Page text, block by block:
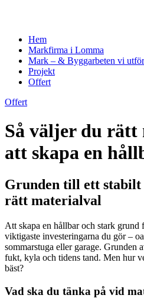
Hem
Markfirma i Lomma
Mark – & Byggarbeten vi utför
Projekt
Offert
Offert
Så väljer du
att skapa en
Grunden till ett stabilt
rätt materialval
Att skapa en hållbar och stark grund
viktigaste investeringarna du gör –
sommarstuga eller garage. Grunden
fukt, kyla och tidens tand. Men hur
bäst?
Vad ska du tänka på vid